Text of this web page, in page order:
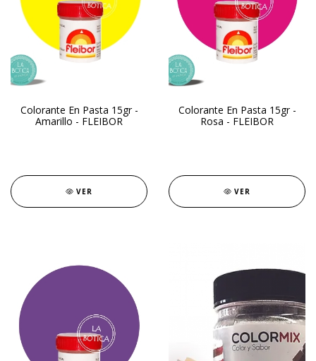
Colorante En Pasta 15gr -
Amarillo - FLEIBOR
VER
Colorante En Pasta 15gr -
Rosa - FLEIBOR
VER